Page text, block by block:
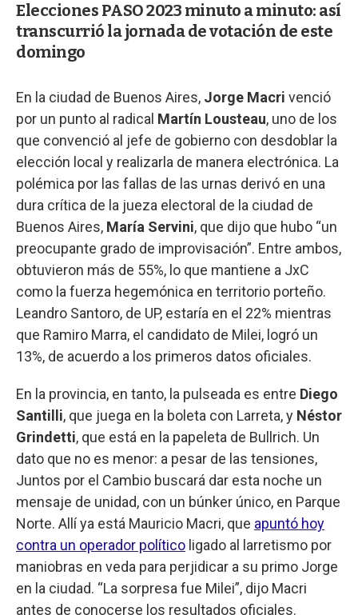
Elecciones PASO 2023 minuto a minuto: así
transcurrió la jornada de votación de este
domingo
En la ciudad de Buenos Aires, Jorge Macri venció
por un punto al radical Martín Lousteau, uno de los
que convenció al jefe de gobierno con desdoblar la
elección local y realizarla de manera electrónica. La
polémica por las fallas de las urnas derivó en una
dura crítica de la jueza electoral de la ciudad de
Buenos Aires, María Servini, que dijo que hubo “un
preocupante grado de improvisación”. Entre ambos,
obtuvieron más de 55%, lo que mantiene a JxC
como la fuerza hegemónica en territorio porteño.
Leandro Santoro, de UP, estaría en el 22% mientras
que Ramiro Marra, el candidato de Milei, logró un
13%, de acuerdo a los primeros datos oficiales.
En la provincia, en tanto, la pulseada es entre Diego
Santilli, que juega en la boleta con Larreta, y Néstor
Grindetti, que está en la papeleta de Bullrich. Un
dato que no es menor: a pesar de las tensiones,
Juntos por el Cambio buscará dar esta noche un
mensaje de unidad, con un búnker único, en Parque
Norte. Allí ya está Mauricio Macri, que apuntó hoy
contra un operador político ligado al larretismo por
maniobras en veda para perjidicar a su primo Jorge
en la ciudad. “La sorpresa fue Milei”, dijo Macri
antes de conocerse los resultados oficiales.